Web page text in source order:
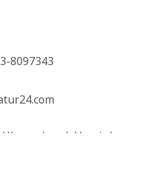
8097343
und nach Vereinbarung